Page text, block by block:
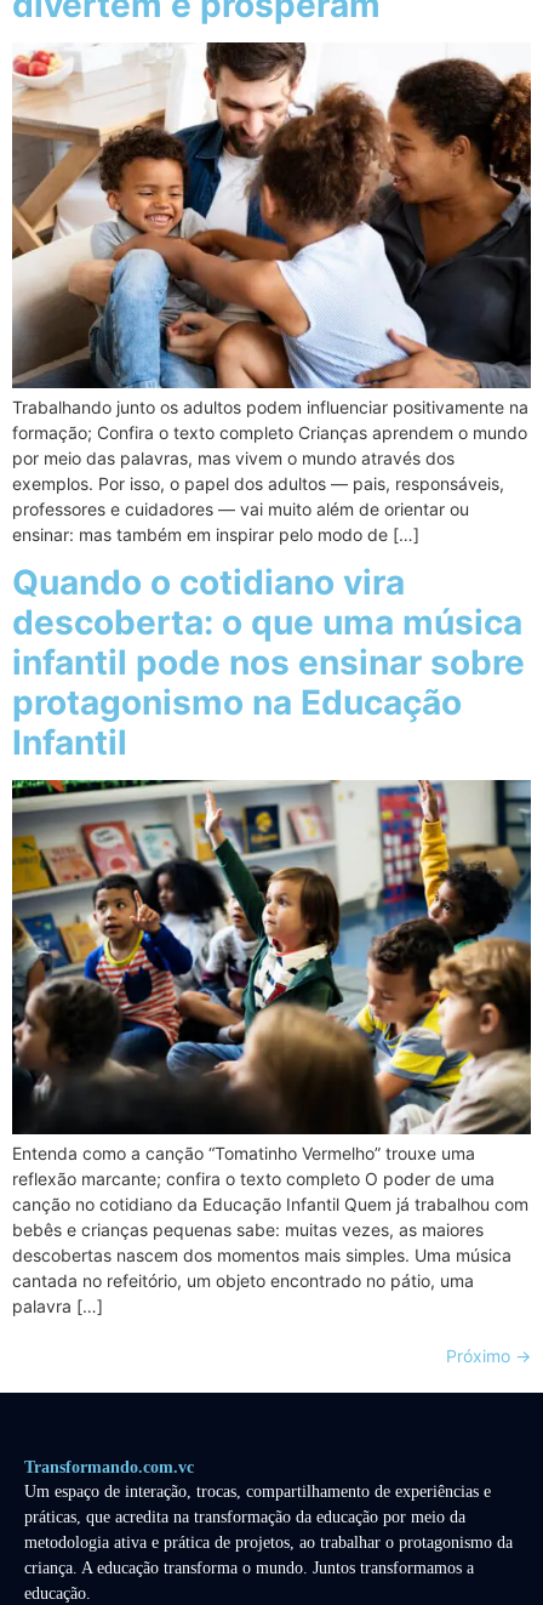
Trabalhando junto os adultos podem influenciar positivamente na
formação; Confira o texto completo Crianças aprendem o mundo
por meio das palavras, mas vivem o mundo através dos
exemplos. Por isso, o papel dos adultos — pais, responsáveis,
professores e cuidadores — vai muito além de orientar ou
ensinar: mas também em inspirar pelo modo de […]
Quando o cotidiano vira
descoberta: o que uma música
infantil pode nos ensinar sobre
protagonismo na Educação
Infantil
Entenda como a canção “Tomatinho Vermelho” trouxe uma
reflexão marcante; confira o texto completo O poder de uma
canção no cotidiano da Educação Infantil Quem já trabalhou com
bebês e crianças pequenas sabe: muitas vezes, as maiores
descobertas nascem dos momentos mais simples. Uma música
cantada no refeitório, um objeto encontrado no pátio, uma
palavra […]
Próximo →
Transformando.com.vc
Um espaço de interação, trocas, compartilhamento de experiências e
práticas, que acredita na transformação da educação por meio da
metodologia ativa e prática de projetos, ao trabalhar o protagonismo da
criança. A educação transforma o mundo. Juntos transformamos a
educação.